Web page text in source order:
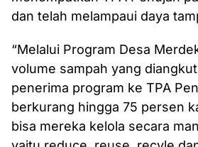
dan telah melampaui daya
“Melalui Program Desa
volume sampah yang
penerima program ke TPA
berkurang hingga 75 persen
bisa mereka kelola secara